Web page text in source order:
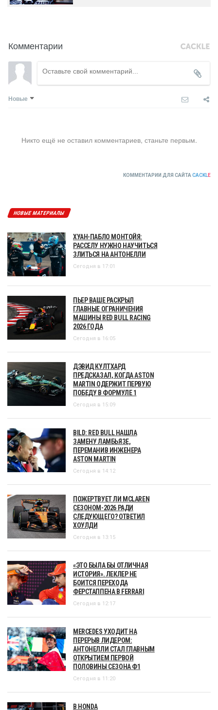
Комментарии
Новые
Никто ещё не оставил комментариев, станьте первым.
КОММЕНТАРИИ ДЛЯ САЙТА CACKLE
НОВЫЕ МАТЕРИАЛЫ
ХУАН-ПАБЛО МОНТОЙЯ:
РАССЕЛУ НУЖНО НАУЧИТЬСЯ
ЗЛИТЬСЯ НА АНТОНЕЛЛИ
Сегодня в 17:01
ПЬЕР ВАШЕ РАСКРЫЛ
ГЛАВНЫЕ ОГРАНИЧЕНИЯ
МАШИНЫ RED BULL RACING
2026 ГОДА
Сегодня в 16:05
ДЭВИД КУЛТХАРД
ПРЕДСКАЗАЛ, КОГДА ASTON
MARTIN ОДЕРЖИТ ПЕРВУЮ
ПОБЕДУ В ФОРМУЛЕ 1
Сегодня в 15:09
BILD: RED BULL НАШЛА
ЗАМЕНУ ЛАМБЬЯЗЕ,
ПЕРЕМАНИВ ИНЖЕНЕРА
ASTON MARTIN
Сегодня в 14:12
ПОЖЕРТВУЕТ ЛИ MCLAREN
СЕЗОНОМ-2026 РАДИ
СЛЕДУЮЩЕГО? ОТВЕТИЛ
ХОУЛДИ
Сегодня в 13:15
«ЭТО БЫЛА БЫ ОТЛИЧНАЯ
ИСТОРИЯ». ЛЕКЛЕР НЕ
БОИТСЯ ПЕРЕХОДА
ФЕРСТАППЕНА В FERRARI
Сегодня в 12:17
MERCEDES УХОДИТ НА
ПЕРЕРЫВ ЛИДЕРОМ:
АНТОНЕЛЛИ СТАЛ ГЛАВНЫМ
ОТКРЫТИЕМ ПЕРВОЙ
ПОЛОВИНЫ СЕЗОНА Ф1
Сегодня в 11:20
В HONDA